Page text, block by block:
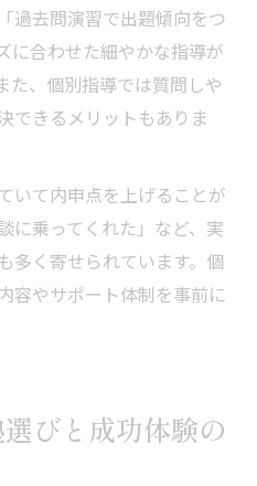
過去問演習で出題傾向をつ
に合わせた細やかな指導が
た、個別指導では質問しや
できるメリットもありま
いて内申点を上げることが
に乗ってくれた」など、実
多く寄せられています。個
容やサポート体制を事前に
びと成功体験の